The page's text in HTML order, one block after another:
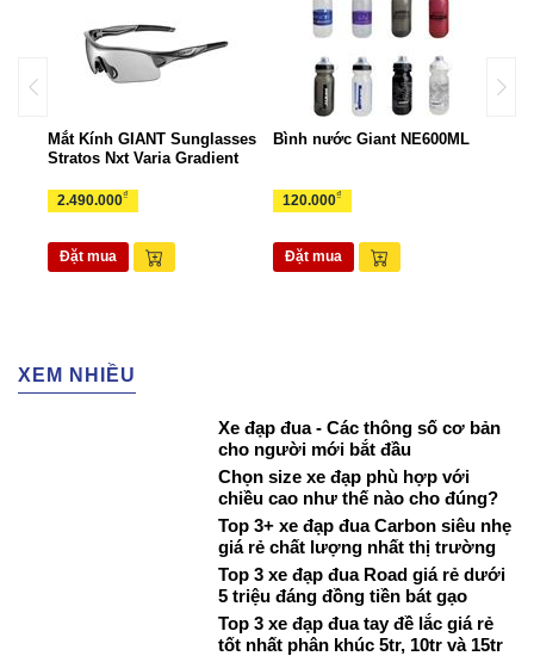
Mắt Kính GIANT Sunglasses
Stratos Nxt Varia Gradient
2.490.000₫
Đặt mua
Bình nước Giant NE600ML
120.000₫
Đặt mua
XEM NHIỀU
Xe đạp đua - Các thông số cơ bản
cho người mới bắt đầu
Chọn size xe đạp phù hợp với
chiều cao như thế nào cho đúng?
Top 3+ xe đạp đua Carbon siêu nhẹ
giá rẻ chất lượng nhất thị trường
Top 3 xe đạp đua Road giá rẻ dưới
5 triệu đáng đồng tiền bát gạo
Top 3 xe đạp đua tay đề lắc giá rẻ
tốt nhất phân khúc 5tr, 10tr và 15tr